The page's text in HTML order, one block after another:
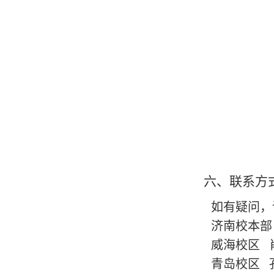
六、 联系方
如有疑问
济南校本部
威海校区
青岛校区